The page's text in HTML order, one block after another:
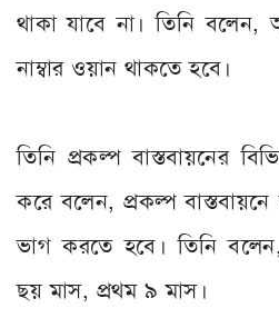
থাকা যাবে না। তিনি
নাম্বার ওয়ান থাকতে হবে।
তিনি প্রকল্প বাস্তবায়নের
করে বলেন, প্রকল্প
ভাগ করতে হবে। তিনি
ছয় মাস, প্রথম ৯ মাস।